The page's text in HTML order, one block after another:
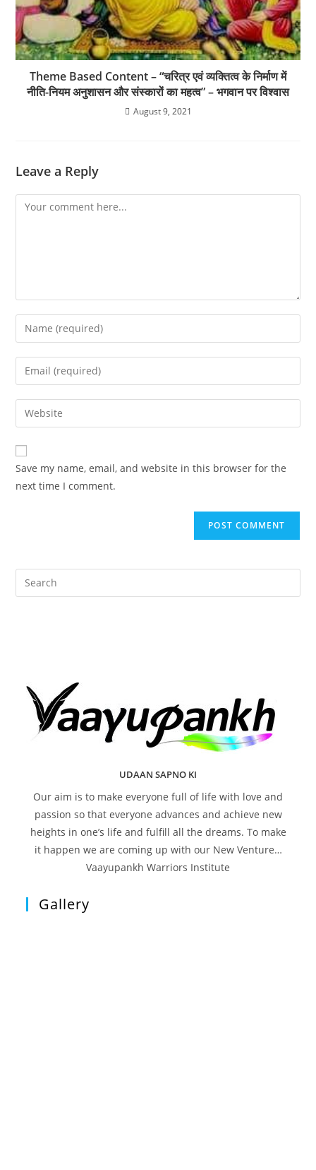
Theme Based Content – “चरित्र एवं व्यक्तित्व के निर्माण में
नीति-नियम अनुशासन और संस्कारों का महत्व” – भगवान पर विश्वास
August 9, 2021
Leave a Reply
Comment
Enter
your
name
comment
Enter
your
email
address
comment
Enter
your
website
URL
(optional)
Save my name, email, and website in this browser for the
next time I comment.
UDAAN SAPNO KI
Our aim is to make everyone full of life with love and
passion so that everyone advances and achieve new
heights in one’s life and fulfill all the dreams. To make
it happen we are coming up with our New Venture…
Vaayupankh Warriors Institute
Gallery